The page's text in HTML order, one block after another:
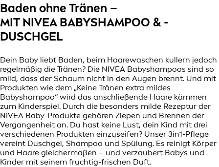
Baden ohne Tränen –
MIT NIVEA BABYSHAMPOO & -
DUSCHGEL
Dein Baby liebt Baden, beim Haarewaschen kullern jedoch
regelmäßig die Tränen? Die NIVEA Babyshampoos sind so
mild, dass der Schaum nicht in den Augen brennt. Und mit
Produkten wie dem „Keine Tränen extra mildes
Babyshampoo“ wird das anschließende Haare kämmen
zum Kinderspiel. Durch die besonders milde Rezeptur der
NIVEA Baby-Produkte gehören Ziepen und Brennen der
Vergangenheit an. Du hast keine Lust, dein Kind mit drei
verschiedenen Produkten einzuseifen? Unser 3in1-Pflege
vereint Duschgel, Shampoo und Spülung. Es reinigt Körper
und Haare gleichermaßen – und verzaubert Babys und
Kinder mit seinem fruchtig-frischen Duft.